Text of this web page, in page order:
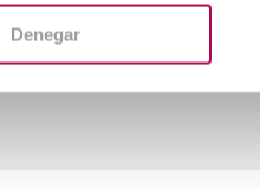
Denegar
Miguel Ángel